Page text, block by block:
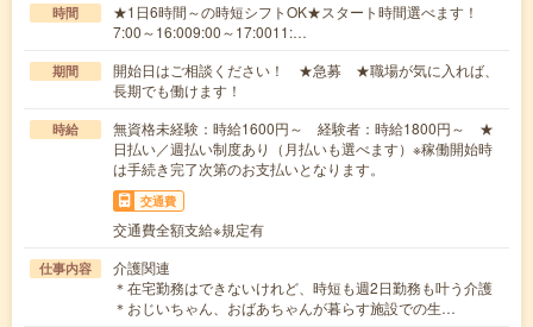
時間
★1日6時間～の時短シフトOK★スタート時間選べます！
7:00～16:009:00～17:0011:…
期間
開始日はご相談ください！ ★急募 ★職場が気に入れば、
長期でも働けます！
時給
無資格未経験：時給1600円～ 経験者：時給1800円～ ★
日払い／週払い制度あり（月払いも選べます）※稼働開始時
は手続き完了次第のお支払いとなります。
交通費
交通費全額支給※規定有
仕事内容
介護関連
＊在宅勤務はできないけれど、時短も週2日勤務も叶う介護
＊おじいちゃん、おばあちゃんが暮らす施設での生…